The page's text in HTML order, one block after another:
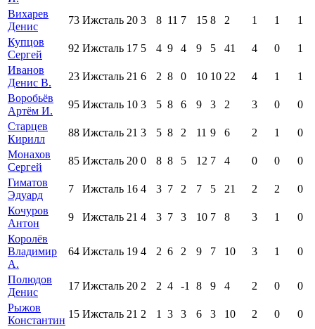
Вихарев
Денис
73 Ижсталь 20 3 8 11 7 15 8 2 1 1
1
Купцов
Сергей
92 Ижсталь 17 5 4 9 4 9 5 41 4 0
1
Иванов
Денис В.
23 Ижсталь 21 6 2 8 0 10 10 22 4 1
1
Воробьёв
Артём И.
95 Ижсталь 10 3 5 8 6 9 3 2 3 0
0
Старцев
Кирилл
88 Ижсталь 21 3 5 8 2 11 9 6 2 1
0
Монахов
Сергей
85 Ижсталь 20 0 8 8 5 12 7 4 0 0
0
Гиматов
Эдуард
7 Ижсталь 16 4 3 7 2 7 5 21 2 2
0
Кочуров
Антон
9 Ижсталь 21 4 3 7 3 10 7 8 3 1
0
Королёв
Владимир
А.
64 Ижсталь 19 4 2 6 2 9 7 10 3 1 0
Полюдов
Денис
17 Ижсталь 20 2 2 4 -1 8 9 4 2 0
0
Рыжов
Константин
15 Ижсталь 21 2 1 3 3 6 3 10 2 0
0